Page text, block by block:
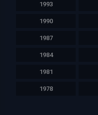
1993
1990
1987
1984
1981
1978